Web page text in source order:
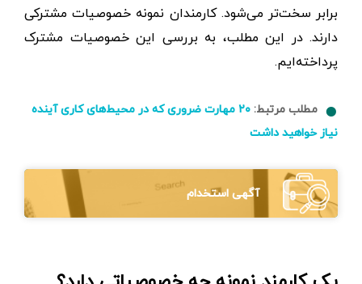
برابر سخت‌تر می‌شود. کارمندان نمونه خصوصیات مشترکی
دارند. در این مطلب، به بررسی این خصوصیات مشترک
پرداخته‌ایم.
مطلب مرتبط:
۲۰ مهارت ضروری که در محیط‌های کاری آینده
نیاز خواهید داشت
آگهی استخدام